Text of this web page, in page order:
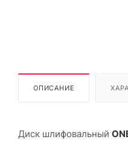
ОПИСАНИЕ
Диск шлифовальный